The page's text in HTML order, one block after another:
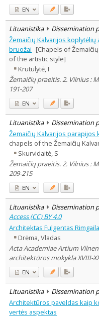
EN
Lituanistika Dissemination
Žemaičių Kalvarijos
bruožai [Chapels of
of the artistic style]
Krutulytė, I
Žemaičių praeitis. 2. Vilnius :
191-207
EN
Lituanistika Dissemination
Žemaičių Kalvarijos parapijos
chapels of the Žemaičių
Skurvidaitė, S
Žemaičių praeitis. 2. Vilnius :
209-215
EN
Lituanistika Dissemination
Access (CC) BY 4.0
Architektas Fulgentas Rimgaila
Drėma, Vladas
Acta Academiae Artium
architektūros mokykla XVIII-
EN
Lituanistika Dissemination
Architektūros paveldas kaip
vertės aspektas